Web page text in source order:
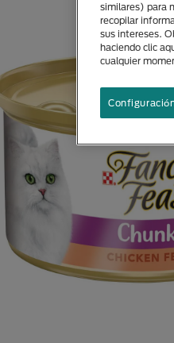
similares) para
recopilar
sus intereses.
haciendo clic
cualquier